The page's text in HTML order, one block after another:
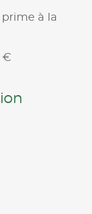
prime à la
€